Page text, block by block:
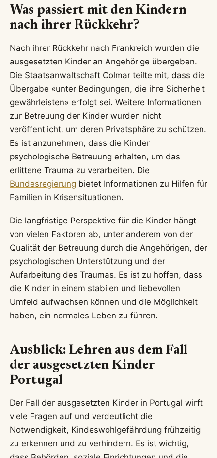
Was passiert mit den Kindern
nach ihrer Rückkehr?
Nach ihrer Rückkehr nach Frankreich wurden die
ausgesetzten Kinder an Angehörige übergeben.
Die Staatsanwaltschaft Colmar teilte mit, dass die
Übergabe «unter Bedingungen, die ihre Sicherheit
gewährleisten» erfolgt sei. Weitere Informationen
zur Betreuung der Kinder wurden nicht
veröffentlicht, um deren Privatsphäre zu schützen.
Es ist anzunehmen, dass die Kinder
psychologische Betreuung erhalten, um das
erlittene Trauma zu verarbeiten. Die
Bundesregierung bietet Informationen zu Hilfen für
Familien in Krisensituationen.
Die langfristige Perspektive für die Kinder hängt
von vielen Faktoren ab, unter anderem von der
Qualität der Betreuung durch die Angehörigen, der
psychologischen Unterstützung und der
Aufarbeitung des Traumas. Es ist zu hoffen, dass
die Kinder in einem stabilen und liebevollen
Umfeld aufwachsen können und die Möglichkeit
haben, ein normales Leben zu führen.
Ausblick: Lehren aus dem Fall
der ausgesetzten Kinder
Portugal
Der Fall der ausgesetzten Kinder in Portugal wirft
viele Fragen auf und verdeutlicht die
Notwendigkeit, Kindeswohlgefährdung frühzeitig
zu erkennen und zu verhindern. Es ist wichtig,